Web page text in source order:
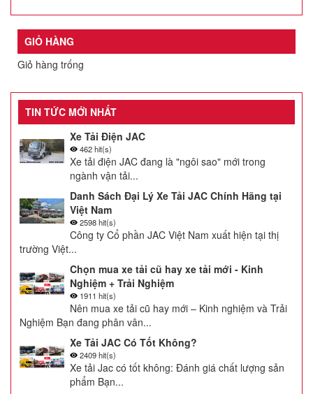
GIỎ HÀNG
Giỏ hàng trống
TIN TỨC MỚI NHẤT
Xe Tải Điện JAC
462 hit(s)
Xe tải điện JAC đang là "ngôi sao" mới trong
ngành vận tải...
Danh Sách Đại Lý Xe Tải JAC Chính Hãng tại
Việt Nam
2598 hit(s)
Công ty Cổ phần JAC Việt Nam xuất hiện tại thị
trường Việt...
Chọn mua xe tải cũ hay xe tải mới - Kinh
Nghiệm + Trải Nghiệm
1911 hit(s)
Nên mua xe tải cũ hay mới – Kinh nghiệm và Trải
Nghiệm Bạn đang phân vân...
Xe Tải JAC Có Tốt Không?
2409 hit(s)
Xe tải Jac có tốt không: Đánh giá chất lượng sản
phẩm Bạn...